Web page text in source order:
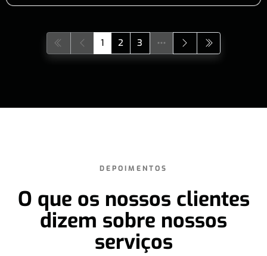
1 2 3
DEPOIMENTOS
O que os nossos clientes
dizem sobre nossos
serviços